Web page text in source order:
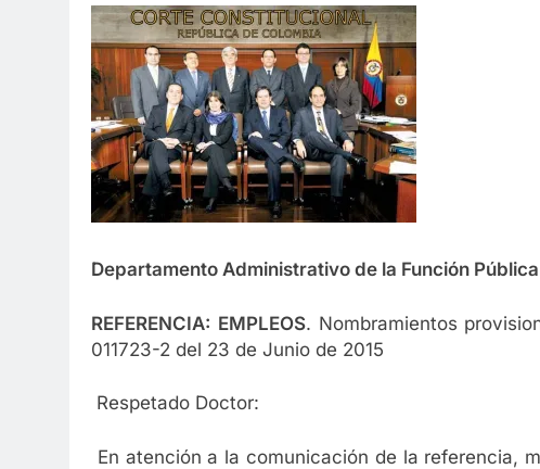
1 Año Atrás
Celebrando a Alex Sandoval: Un
1 Año Atrás
Departamento Administrativo de la Función
REFERENCIA: EMPLEOS. Nombramientos
011723-2 del 23 de Junio de 2015
Respetado Doctor:
En atención a la comunicación de la referencia,